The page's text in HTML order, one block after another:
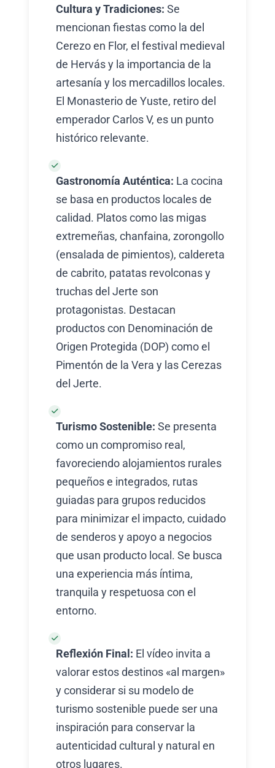
Cultura y Tradiciones: Se
mencionan fiestas como la del
Cerezo en Flor, el festival medieval
de Hervás y la importancia de la
artesanía y los mercadillos locales.
El Monasterio de Yuste, retiro del
emperador Carlos V, es un punto
histórico relevante.
Gastronomía Auténtica: La cocina
se basa en productos locales de
calidad. Platos como las migas
extremeñas, chanfaina, zorongollo
(ensalada de pimientos), caldereta
de cabrito, patatas revolconas y
truchas del Jerte son
protagonistas. Destacan
productos con Denominación de
Origen Protegida (DOP) como el
Pimentón de la Vera y las Cerezas
del Jerte.
Turismo Sostenible: Se presenta
como un compromiso real,
favoreciendo alojamientos rurales
pequeños e integrados, rutas
guiadas para grupos reducidos
para minimizar el impacto, cuidado
de senderos y apoyo a negocios
que usan producto local. Se busca
una experiencia más íntima,
tranquila y respetuosa con el
entorno.
Reflexión Final: El vídeo invita a
valorar estos destinos «al margen»
y considerar si su modelo de
turismo sostenible puede ser una
inspiración para conservar la
autenticidad cultural y natural en
otros lugares.